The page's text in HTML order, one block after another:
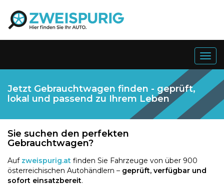
Jetzt Gebrauchtwagen finden - geprüft,
lokal und passend zu Ihrem Leben
Sie suchen den perfekten
Gebrauchtwagen?
Auf zweispurig.at finden Sie Fahrzeuge von über 900
österreichischen Autohändlern – geprüft, verfügbar und
sofort einsatzbereit.